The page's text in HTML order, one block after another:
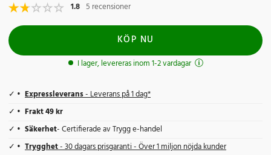
1.8 5 recensioner
KÖP NU
I lager, levereras inom 1-2 vardagar
Expressleverans- Leverans på 1 dag*
Frakt 49 kr
Säkerhet- Certifierade av Trygg e-handel
Trygghet- 30 dagars prisgaranti - Över 1 miljon nöjda kunder